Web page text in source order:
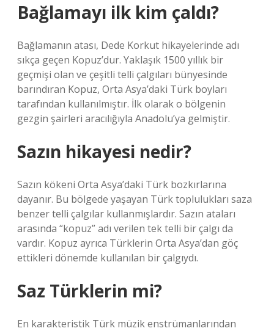
Bağlamayı ilk kim çaldı?
Bağlamanın atası, Dede Korkut hikayelerinde adı
sıkça geçen Kopuz’dur. Yaklaşık 1500 yıllık bir
geçmişi olan ve çeşitli telli çalgıları bünyesinde
barındıran Kopuz, Orta Asya’daki Türk boyları
tarafından kullanılmıştır. İlk olarak o bölgenin
gezgin şairleri aracılığıyla Anadolu’ya gelmiştir.
Sazın hikayesi nedir?
Sazın kökeni Orta Asya’daki Türk bozkırlarına
dayanır. Bu bölgede yaşayan Türk toplulukları saza
benzer telli çalgılar kullanmışlardır. Sazın ataları
arasında “kopuz” adı verilen tek telli bir çalgı da
vardır. Kopuz ayrıca Türklerin Orta Asya’dan göç
ettikleri dönemde kullanılan bir çalgıydı.
Saz Türklerin mi?
En karakteristik Türk müzik enstrümanlarından